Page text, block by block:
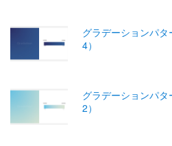
グラデーションパ
4）
グラデーションパ
2）